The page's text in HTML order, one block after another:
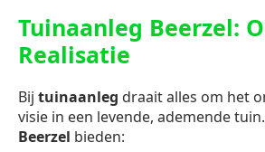
Tuinaanleg Beerzel:
Realisatie
Bij tuinaanleg draait alles om het
visie in een levende, ademende
Beerzel bieden: